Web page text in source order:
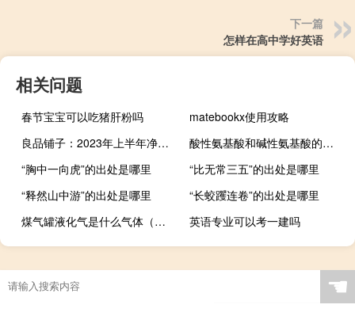
下一篇
怎样在高中学好英语
相关问题
春节宝宝可以吃猪肝粉吗
matebookx使用攻略
良品铺子：2023年上半年净利同比降2.04%
酸性氨基酸和碱性氨基酸的区别（20种氨基酸中哪些是酸性氨基酸 哪些是碱性氨基酸 哪些是中性 _）
“胸中一向虎”的出处是哪里
“比无常三五”的出处是哪里
“释然山中游”的出处是哪里
“长蛟躩连卷”的出处是哪里
煤气罐液化气是什么气体（液化气是什么气体）
英语专业可以考一建吗
☚